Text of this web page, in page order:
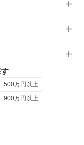
500万円以上
900万円以上